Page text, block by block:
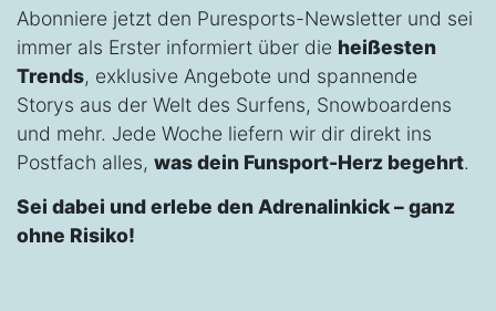
Abonniere jetzt den Puresports-Newsletter und sei
immer als Erster informiert über die heißesten
Trends, exklusive Angebote und spannende
Storys aus der Welt des Surfens, Snowboardens
und mehr. Jede Woche liefern wir dir direkt ins
Postfach alles, was dein Funsport-Herz begehrt.
Sei dabei und erlebe den Adrenalinkick – ganz
ohne Risiko!